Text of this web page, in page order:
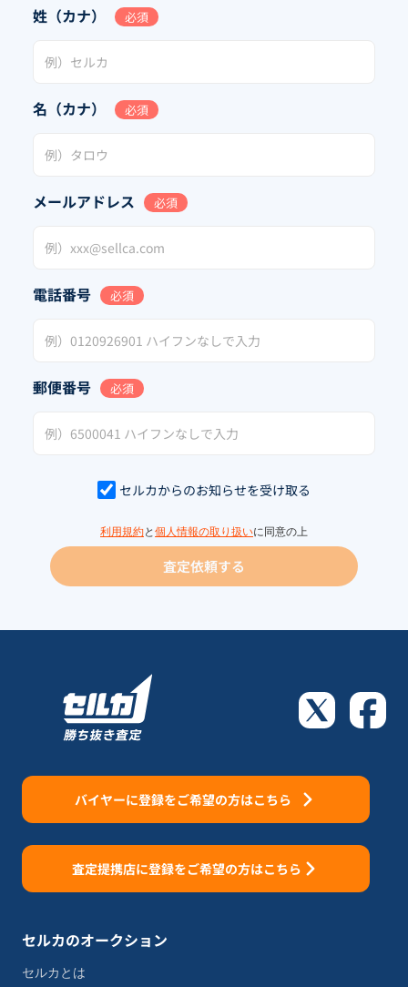
姓（カナ） 必須
名（カナ） 必須
メールアドレス 必須
電話番号 必須
郵便番号 必須
セルカからのお知らせを受け取る
利用規約と 個人情報の取り扱いに同意の上
査定依頼する
バイヤーに登録をご希望の方はこちら
査定提携店に登録をご希望の方はこちら
セルカのオークション
セルカとは